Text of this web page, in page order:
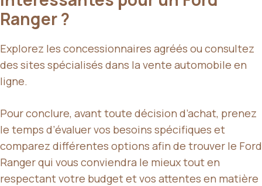
Ranger ?
Explorez les concessionnaires agréés ou consultez
des sites spécialisés dans la vente automobile en
ligne.
Pour conclure, avant toute décision d’achat, prenez
le temps d’évaluer vos besoins spécifiques et
comparez différentes options afin de trouver le Ford
Ranger qui vous conviendra le mieux tout en
respectant votre budget et vos attentes en matière